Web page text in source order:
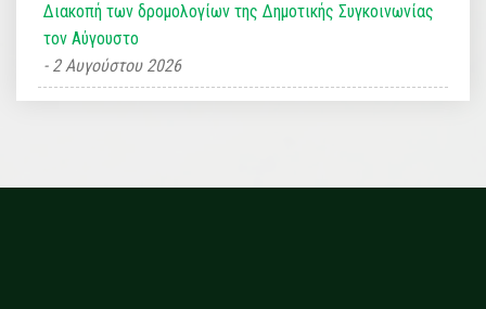
Διακοπή των δρομολογίων της Δημοτικής Συγκοινωνίας
τον Αύγουστο
2 Αυγούστου 2026